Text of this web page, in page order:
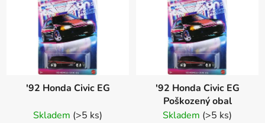
'92 Honda Civic EG
Skladem (>5 ks)
'92 Honda Civic EG
Poškozený obal
Skladem (>5 ks)